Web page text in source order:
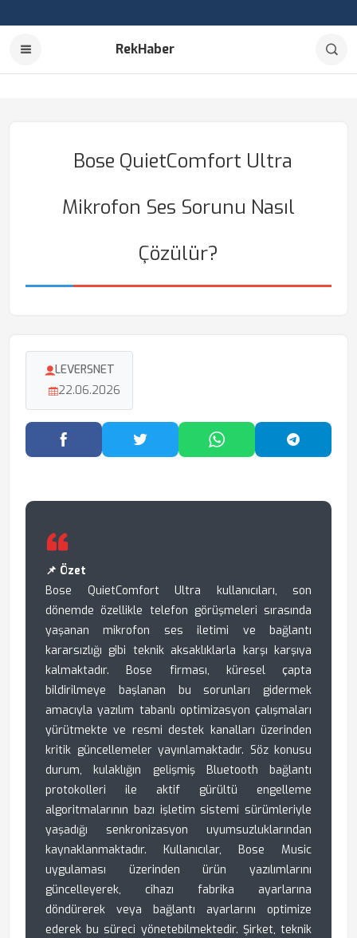
RekHaber
Bose QuietComfort Ultra
Mikrofon Ses Sorunu Nasıl
Çözülür?
LEVERSNET
22.06.2026
Facebook'ta PaylaşTwitter'da PaylaşWhatsApp'ta Paylaş
📌 Özet
Bose QuietComfort Ultra kullanıcıları, son
dönemde özellikle telefon görüşmeleri sırasında
yaşanan mikrofon ses iletimi ve bağlantı
kararsızlığı gibi teknik aksaklıklarla karşı karşıya
kalmaktadır. Bose firması, küresel çapta
bildirilmeye başlanan bu sorunları gidermek
amacıyla yazılım tabanlı optimizasyon çalışmaları
yürütmekte ve resmi destek kanalları üzerinden
kritik güncellemeler yayınlamaktadır. Söz konusu
durum, kulaklığın gelişmiş Bluetooth bağlantı
protokolleri ile aktif gürültü engelleme
algoritmalarının bazı işletim sistemi sürümleriyle
yaşadığı senkronizasyon uyumsuzluklarından
kaynaklanmaktadır. Kullanıcılar, Bose Music
uygulaması üzerinden ürün yazılımlarını
güncelleyerek, cihazı fabrika ayarlarına
döndürerek veya bağlantı ayarlarını optimize
ederek bu süreci yönetebilmektedir. Şirket, teknik